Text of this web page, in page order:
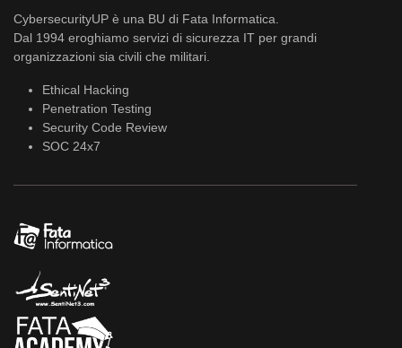
CybersecurityUP è una BU di Fata Informatica.
Dal 1994 eroghiamo servizi di sicurezza IT per grandi
organizzazioni sia civili che militari.
Ethical Hacking
Penetration Testing
Security Code Review
SOC 24x7